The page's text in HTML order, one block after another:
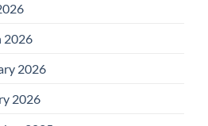
2026
2026
2026